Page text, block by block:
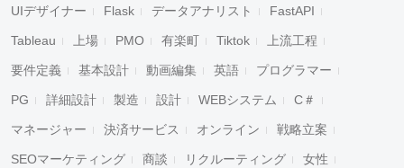
UIデザイナー Flask データアナリスト FastAPI
Tableau 上場 PMO 有楽町 Tiktok 上流工程
要件定義 基本設計 動画編集 英語 プログラマー
PG 詳細設計 製造 設計 WEBシステム C＃
マネージャー 決済サービス オンライン 戦略立案
SEOマーケティング 商談 リクルーティング 女性